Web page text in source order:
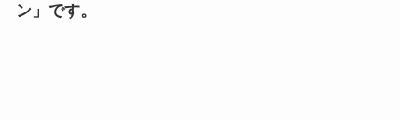
ン」です。